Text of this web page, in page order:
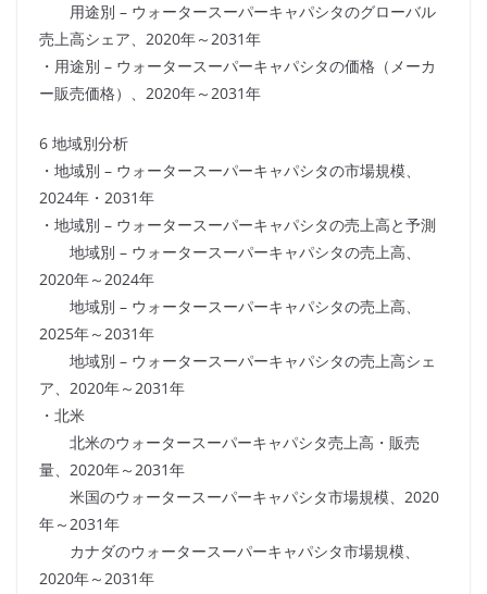
用途別 – ウォータースーパーキャパシタのグローバル
売上高シェア、2020年～2031年
・用途別 – ウォータースーパーキャパシタの価格（メーカ
ー販売価格）、2020年～2031年
6 地域別分析
・地域別 – ウォータースーパーキャパシタの市場規模、
2024年・2031年
・地域別 – ウォータースーパーキャパシタの売上高と予測
地域別 – ウォータースーパーキャパシタの売上高、
2020年～2024年
地域別 – ウォータースーパーキャパシタの売上高、
2025年～2031年
地域別 – ウォータースーパーキャパシタの売上高シェ
ア、2020年～2031年
・北米
北米のウォータースーパーキャパシタ売上高・販売
量、2020年～2031年
米国のウォータースーパーキャパシタ市場規模、2020
年～2031年
カナダのウォータースーパーキャパシタ市場規模、
2020年～2031年